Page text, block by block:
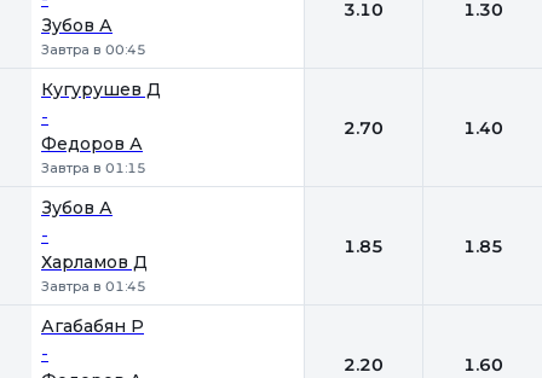
Зубов А
Завтра в 00:45
3.10 1.30
Кугурушев Д
-
Федоров А
Завтра в 01:15
2.70 1.40
Зубов А
-
Харламов Д
Завтра в 01:45
1.85 1.85
Агабабян Р
- 2.20 1.60